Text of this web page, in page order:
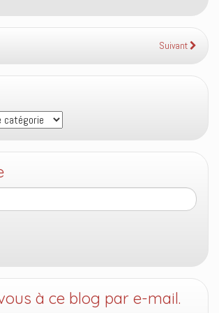
Suivant
à ce blog par e-mail.